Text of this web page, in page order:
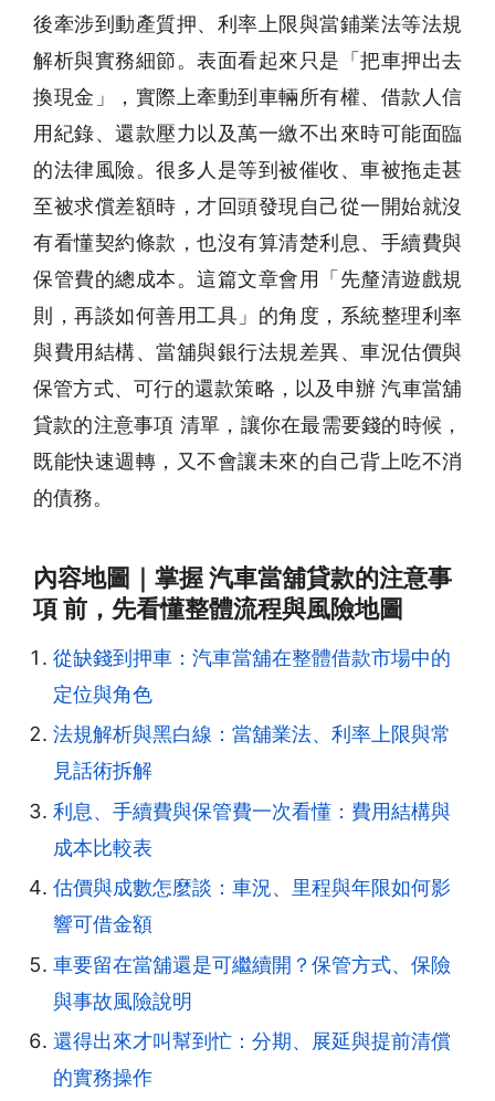
後牽涉到動產質押、利率上限與當鋪業法等法規
解析與實務細節。表面看起來只是「把車押出去
換現金」，實際上牽動到車輛所有權、借款人信
用紀錄、還款壓力以及萬一繳不出來時可能面臨
的法律風險。很多人是等到被催收、車被拖走甚
至被求償差額時，才回頭發現自己從一開始就沒
有看懂契約條款，也沒有算清楚利息、手續費與
保管費的總成本。這篇文章會用「先釐清遊戲規
則，再談如何善用工具」的角度，系統整理利率
與費用結構、當舖與銀行法規差異、車況估價與
保管方式、可行的還款策略，以及申辦 汽車當舖
貸款的注意事項 清單，讓你在最需要錢的時候，
既能快速週轉，又不會讓未來的自己背上吃不消
的債務。
內容地圖｜掌握 汽車當舖貸款的注意事
項 前，先看懂整體流程與風險地圖
從缺錢到押車：汽車當舖在整體借款市場中的
定位與角色
法規解析與黑白線：當舖業法、利率上限與常
見話術拆解
利息、手續費與保管費一次看懂：費用結構與
成本比較表
估價與成數怎麼談：車況、里程與年限如何影
響可借金額
車要留在當舖還是可繼續開？保管方式、保險
與事故風險說明
還得出來才叫幫到忙：分期、展延與提前清償
的實務操作